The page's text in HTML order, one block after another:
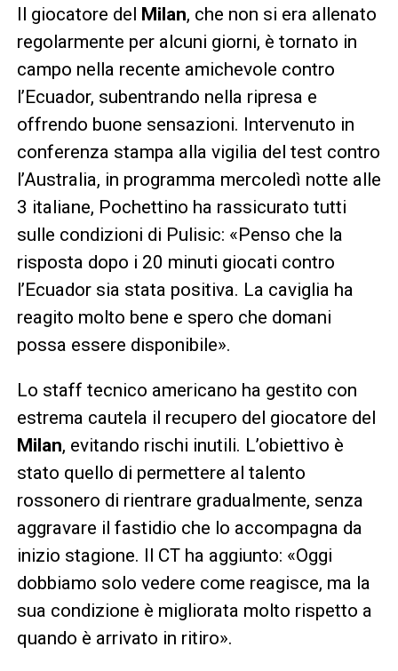
Il giocatore del Milan, che non si era allenato
regolarmente per alcuni giorni, è tornato in
campo nella recente amichevole contro
l’Ecuador, subentrando nella ripresa e
offrendo buone sensazioni. Intervenuto in
conferenza stampa alla vigilia del test contro
l’Australia, in programma mercoledì notte alle
3 italiane, Pochettino ha rassicurato tutti
sulle condizioni di Pulisic: «Penso che la
risposta dopo i 20 minuti giocati contro
l’Ecuador sia stata positiva. La caviglia ha
reagito molto bene e spero che domani
possa essere disponibile».
Lo staff tecnico americano ha gestito con
estrema cautela il recupero del giocatore del
Milan, evitando rischi inutili. L’obiettivo è
stato quello di permettere al talento
rossonero di rientrare gradualmente, senza
aggravare il fastidio che lo accompagna da
inizio stagione. Il CT ha aggiunto: «Oggi
dobbiamo solo vedere come reagisce, ma la
sua condizione è migliorata molto rispetto a
quando è arrivato in ritiro».